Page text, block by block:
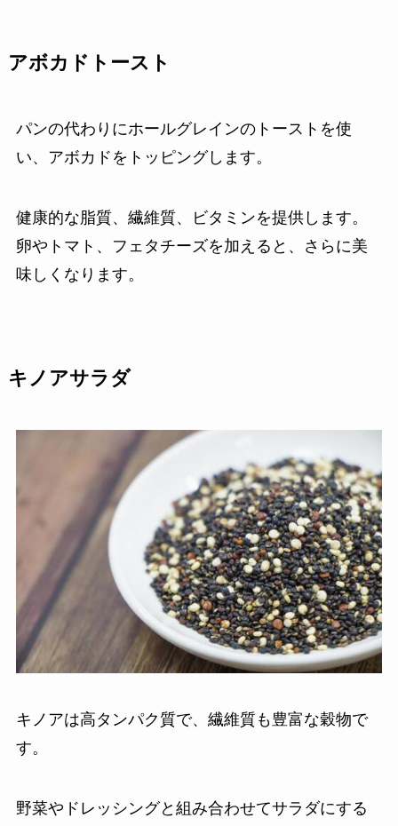
アボカドトースト
パンの代わりにホールグレインのトーストを使
い、アボカドをトッピングします。
健康的な脂質、繊維質、ビタミンを提供します。
卵やトマト、フェタチーズを加えると、さらに美
味しくなります。
キノアサラダ
キノアは高タンパク質で、繊維質も豊富な穀物で
す。
野菜やドレッシングと組み合わせてサラダにする